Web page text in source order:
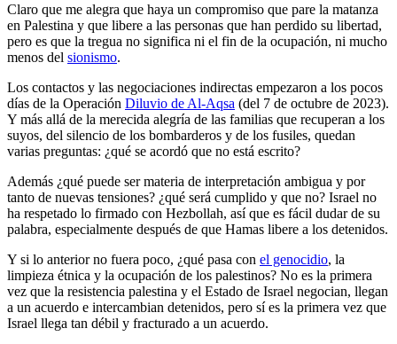
Claro que me alegra que haya un compromiso que pare la matanza
en Palestina y que libere a las personas que han perdido su libertad,
pero es que la tregua no significa ni el fin de la ocupación, ni mucho
menos del sionismo.
Los contactos y las negociaciones indirectas empezaron a los pocos
días de la Operación Diluvio de Al-Aqsa (del 7 de octubre de 2023).
Y más allá de la merecida alegría de las familias que recuperan a los
suyos, del silencio de los bombarderos y de los fusiles, quedan
varias preguntas: ¿qué se acordó que no está escrito?
Además ¿qué puede ser materia de interpretación ambigua y por
tanto de nuevas tensiones? ¿qué será cumplido y que no? Israel no
ha respetado lo firmado con Hezbollah, así que es fácil dudar de su
palabra, especialmente después de que Hamas libere a los detenidos.
Y si lo anterior no fuera poco, ¿qué pasa con el genocidio, la
limpieza étnica y la ocupación de los palestinos? No es la primera
vez que la resistencia palestina y el Estado de Israel negocian, llegan
a un acuerdo e intercambian detenidos, pero sí es la primera vez que
Israel llega tan débil y fracturado a un acuerdo.